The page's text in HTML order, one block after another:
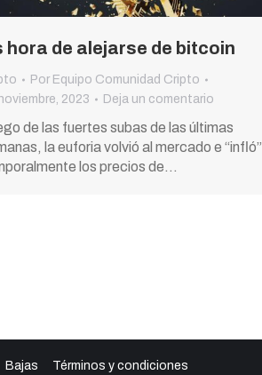
hora de alejarse de bitcoin
Por Equipo Comunidad Cripto
2023
Deja un comentario
de las fuertes subas de las últimas
la euforia volvió al mercado e “infló”
los precios de…
Bajas Términos y condiciones